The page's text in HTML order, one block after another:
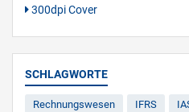
300dpi Cover
SCHLAGWORTE
Rechnungswesen IFRS